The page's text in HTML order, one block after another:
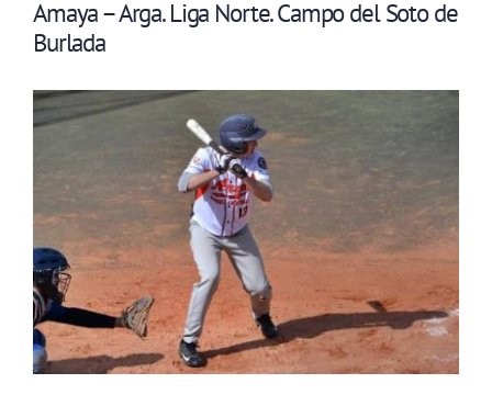
Amaya – Arga. Liga Norte. Campo del Soto de
Burlada